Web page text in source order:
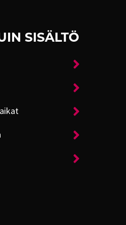
SISÄLTÖ